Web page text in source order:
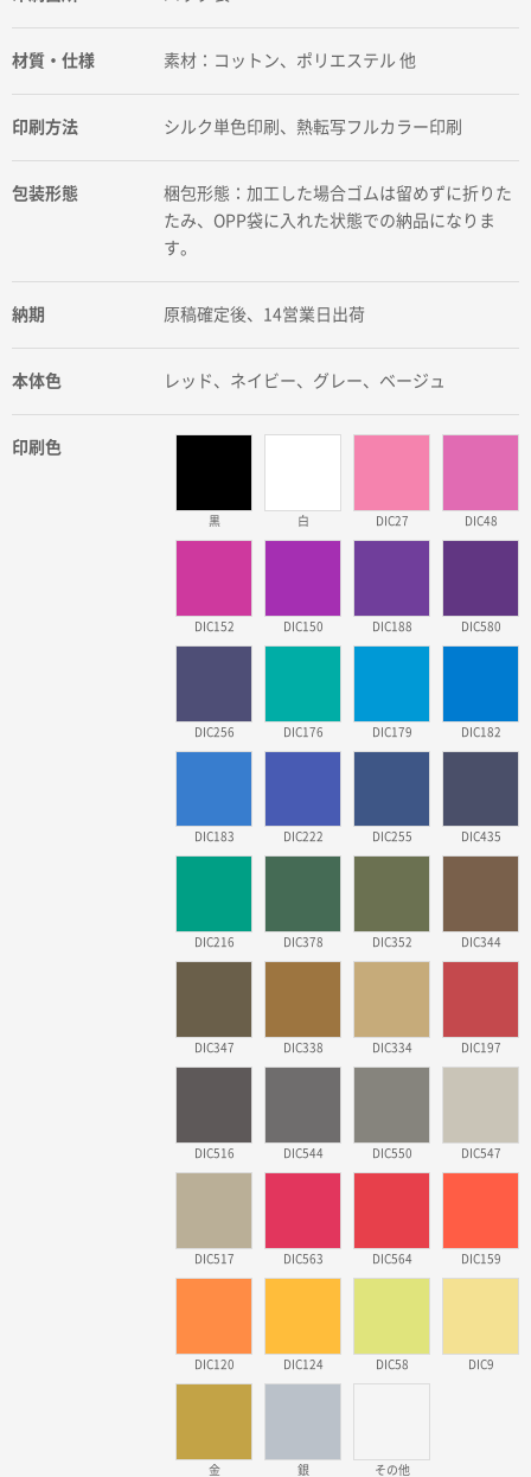
材質・仕様 素材：コットン、ポリエステル 他
印刷方法 シルク単色印刷、熱転写フルカラー印刷
包装形態
梱包形態：加工した場合ゴムは留めずに折りた
たみ、OPP袋に入れた状態での納品になりま
す。
納期 原稿確定後、14営業日出荷
本体色 レッド、ネイビー、グレー、ベージュ
印刷色
黒 白 DIC27 DIC48
DIC152 DIC150 DIC188 DIC580
DIC256 DIC176 DIC179 DIC182
DIC183 DIC222 DIC255 DIC435
DIC216 DIC378 DIC352 DIC344
DIC347 DIC338 DIC334 DIC197
DIC516 DIC544 DIC550 DIC547
DIC517 DIC563 DIC564 DIC159
DIC120 DIC124 DIC58 DIC9
金 銀 その他